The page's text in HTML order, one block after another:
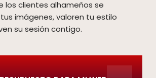
los clientes alhameños se
imágenes, valoren tu estilo
su sesión contigo.